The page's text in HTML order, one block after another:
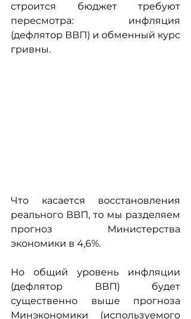
строится бюджет требуют
пересмотра: инфляция
(дефлятор ВВП) и обменный курс
гривны.
Что касается восстановления
реального ВВП, то мы разделяем
прогноз Министерства
экономики в 4,6%.
Но общий уровень инфляции
(дефлятор ВВП) будет
существенно выше прогноза
Минэкономики (используемого